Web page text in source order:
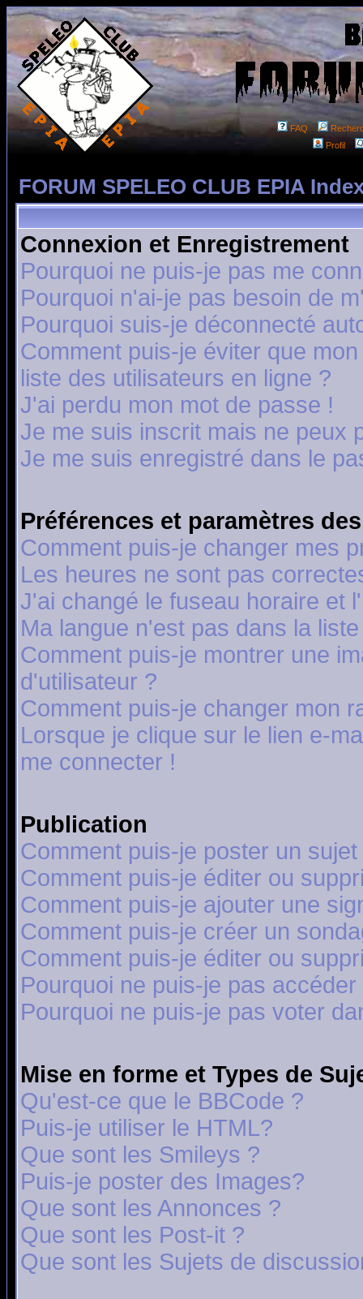
FAQ
Profil
FORUM SPELEO CLUB EPIA
Connexion et Enregistrement
Pourquoi ne puis-je pas me
Pourquoi n'ai-je pas besoin de
Pourquoi suis-je déconnecté
Comment puis-je éviter que
liste des utilisateurs en ligne ?
J'ai perdu mon mot de passe !
Je me suis inscrit mais ne peux
Je me suis enregistré dans le
Préférences et paramètres
Comment puis-je changer mes
Les heures ne sont pas
J'ai changé le fuseau horaire et
Ma langue n'est pas dans la
Comment puis-je montrer une
d'utilisateur ?
Comment puis-je changer mon
Lorsque je clique sur le lien e-
me connecter !
Publication
Comment puis-je poster un
Comment puis-je éditer ou
Comment puis-je ajouter une
Comment puis-je créer un
Comment puis-je éditer ou
Pourquoi ne puis-je pas
Pourquoi ne puis-je pas voter
Mise en forme et Types de
Qu'est-ce que le BBCode ?
Puis-je utiliser le HTML?
Que sont les Smileys ?
Puis-je poster des Images?
Que sont les Annonces ?
Que sont les Post-it ?
Que sont les Sujets de